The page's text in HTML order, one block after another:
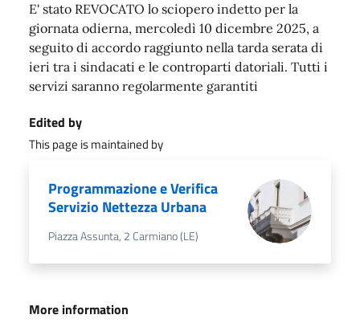
E' stato REVOCATO lo sciopero indetto per la
giornata odierna, mercoledì 10 dicembre 2025, a
seguito di accordo raggiunto nella tarda serata di
ieri tra i sindacati e le controparti datoriali. Tutti i
servizi saranno regolarmente garantiti
Edited by
This page is maintained by
Programmazione e Verifica
Servizio Nettezza Urbana
Piazza Assunta, 2 Carmiano (LE)
More information